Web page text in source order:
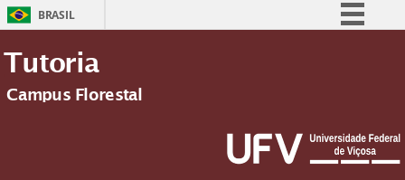
BRASIL
Acesso à informação
Legislação
Tutoria
Campus Florestal